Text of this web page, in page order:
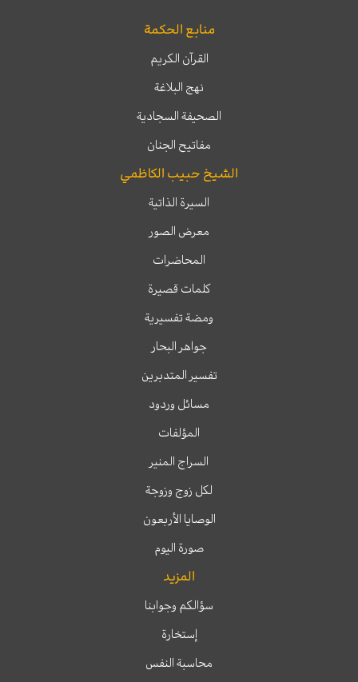
منابع الحكمة
القرآن الكريم
نهج البلاغة
الصحيفة السجادية
مفاتيح الجنان
الشيخ حبيب الكاظمي
السيرة الذاتية
معرض الصور
المحاضرات
كلمات قصيرة
ومضة تفسيرية
جواهر البحار
تفسير المتدبرين
مسائل وردود
المؤلفات
السراج المنير
لكل زوج وزوجة
الوصايا الأربعون
صورة اليوم
المزيد
سؤالكم وجوابنا
إستخارة
محاسبة النفس